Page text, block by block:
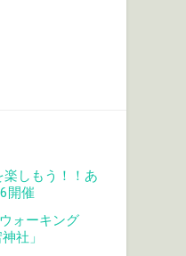
しもう！！あ
開催
ォーキング
社」